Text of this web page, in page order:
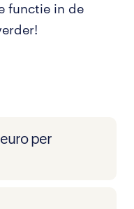
functie in de
per